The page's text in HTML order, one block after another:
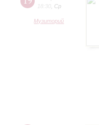
18:30 Ср
Музиторий